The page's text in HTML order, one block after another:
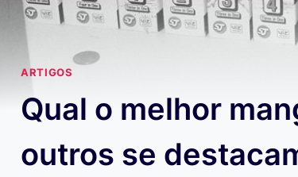
ARTIGOS
Qual o melhor
outros se